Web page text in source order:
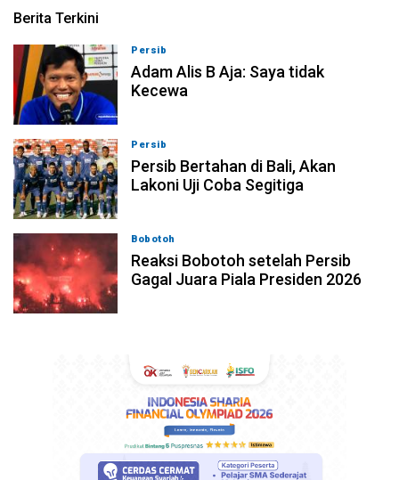
Berita Terkini
Persib
Adam Alis B Aja: Saya tidak
Kecewa
Persib
Persib Bertahan di Bali, Akan
Lakoni Uji Coba Segitiga
Bobotoh
Reaksi Bobotoh setelah Persib
Gagal Juara Piala Presiden 2026